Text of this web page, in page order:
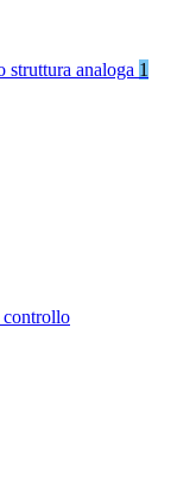
analoga 1
controllo